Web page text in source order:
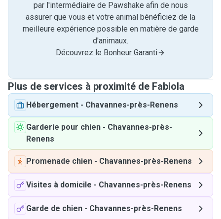
par l'intermédiaire de Pawshake afin de nous
assurer que vous et votre animal bénéficiez de la
meilleure expérience possible en matière de garde
d'animaux.
Découvrez le Bonheur Garanti
Plus de services à proximité de Fabiola
Hébergement - Chavannes-près-Renens
Garderie pour chien - Chavannes-près-
Renens
Promenade chien - Chavannes-près-Renens
Visites à domicile - Chavannes-près-Renens
Garde de chien - Chavannes-près-Renens